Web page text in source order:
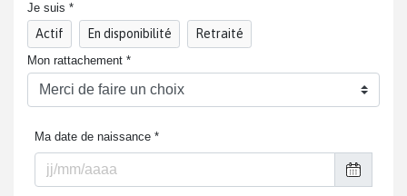
Je suis *
Actif En disponibilité Retraité
Mon rattachement *
Ma date de naissance *